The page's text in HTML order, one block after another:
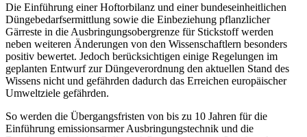
Die Einführung einer Hoftorbilanz und einer bundeseinheitlichen
Düngebedarfsermittlung sowie die Einbeziehung pflanzlicher
Gärreste in die Ausbringungsobergrenze für Stickstoff werden
neben weiteren Änderungen von den Wissenschaftlern besonders
positiv bewertet. Jedoch berücksichtigen einige Regelungen im
geplanten Entwurf zur Düngeverordnung den aktuellen Stand des
Wissens nicht und gefährden dadurch das Erreichen europäischer
Umweltziele gefährden.
So werden die Übergangsfristen von bis zu 10 Jahren für die
Einführung emissionsarmer Ausbringungstechnik und die